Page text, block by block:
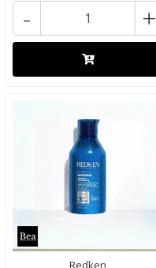
+
-
Redken